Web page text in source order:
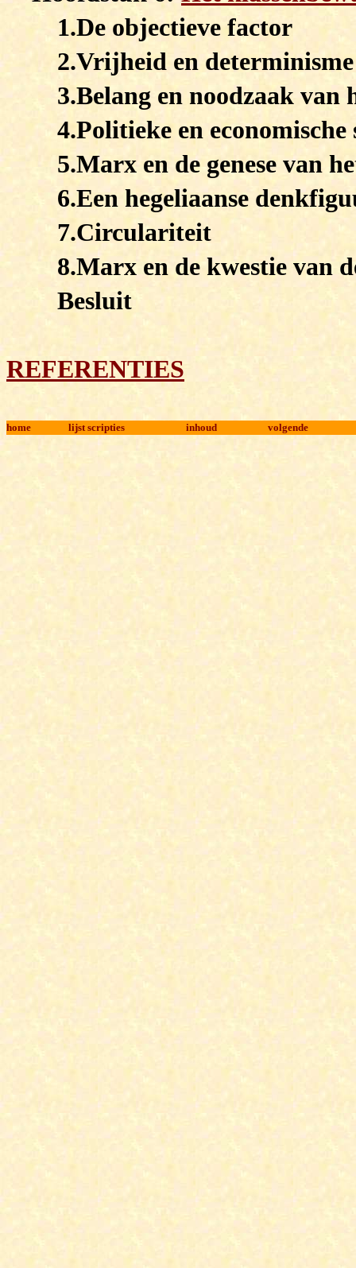
1.De objectieve factor
2.Vrijheid en determinisme
3.Belang en noodzaak van
4.Politieke en
5.Marx en de genese van
6.Een hegeliaanse
7.Circulariteit
8.Marx en de kwestie van
Besluit
REFERENTIES
home lijst scripties inhoud volgende